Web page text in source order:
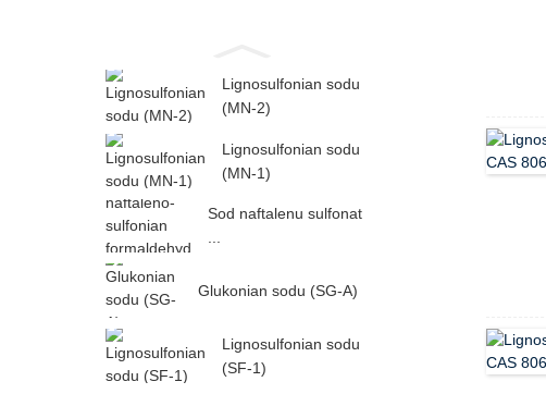
Lignosulfonian sodu
(MN-2)
Lignosulfonian sodu
(MN-1)
Sod naftalenu sulfonat
Glukonian sodu (SG-A)
Lignosulfonian sodu
(SF-1)